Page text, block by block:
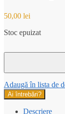
50,00 lei
Stoc epuizat
Adaugă în lista de
Ai întrebări?
Descriere